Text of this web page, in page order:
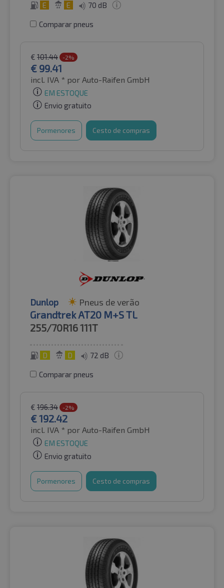
E E 70 dB
Comparar pneus
€ 101.44 -2%
€ 99.41
incl. IVA * por Auto-Raifen GmbH
EM ESTOQUE
Envio gratuito
Pormenores Cesto de compras
Dunlop Pneus de verão
Grandtrek AT20 M+S TL
255/70R16111T
D D 72 dB
Comparar pneus
€ 196.34 -2%
€192.42
incl. IVA * por Auto-Raifen GmbH
EM ESTOQUE
Envio gratuito
Pormenores Cesto de compras